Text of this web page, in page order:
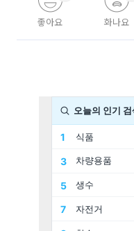
좋아요 화나요